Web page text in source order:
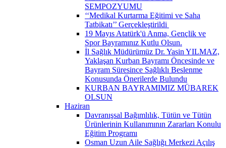
SEMPOZYUMU
‘‘Medikal Kurtarma Eğitimi ve Saha
Tatbikatı’’ Gerçekleştirildi ​
19 Mayıs Atatürk'ü Anma, Gençlik ve
Spor Bayramınız Kutlu Olsun.
İl Sağlık Müdürümüz Dr. Yasin YILMAZ,
Yaklaşan Kurban Bayramı Öncesinde ve
Bayram Süresince Sağlıklı Beslenme
Konusunda Önerilerde Bulundu
KURBAN BAYRAMIMIZ MÜBAREK
OLSUN
Haziran
Davranışsal Bağımlılık, Tütün ve Tütün
Ürünlerinin Kullanımının Zararları Konulu
Eğitim Programı
Osman Uzun Aile Sağlığı Merkezi Açılış